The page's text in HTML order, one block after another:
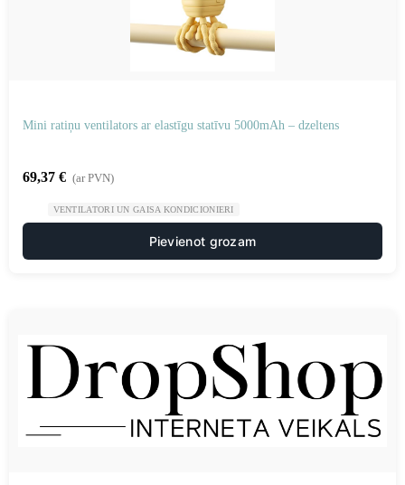
Mini ratiņu ventilators ar elastīgu statīvu 5000mAh – dzeltens
69,37 € (ar PVN)
VENTILATORI UN GAISA KONDICIONIERI
Pievienot grozam